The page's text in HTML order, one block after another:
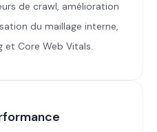
de crawl, amélioration
du maillage interne,
et Core Web Vitals.